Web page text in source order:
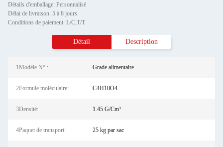
Détails d'emballage: Personnalisé
Délai de livraison: 5 à 8 jours
Conditions de paiement: L/C,T/T
Détail Description
1Modèle N°.: Grade alimentaire
2Formule moléculaire: C4H10O4
3Densité: 1.45 G/Cm³
4Paquet de transport: 25 kg par sac